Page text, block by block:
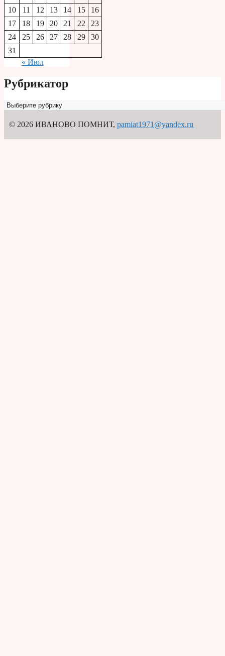
10
11 12 13 14 15
16
17
18 19 20 21 22
23
24
25 26 27 28 29
30
31
« Июл
Рубрикатор
Рубрикатор
© 2026 ИВАНОВО ПОМНИТ, pamiat1971@yandex.ru